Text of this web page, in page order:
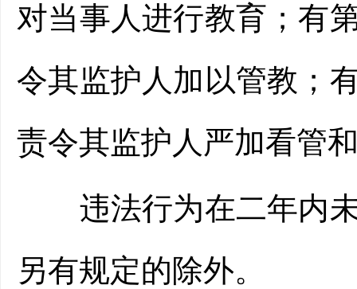
对当事人进行教育；有
令其监护人加以管教；
责令其监护人严加看管
违法行为在二年内未
另有规定的除外。